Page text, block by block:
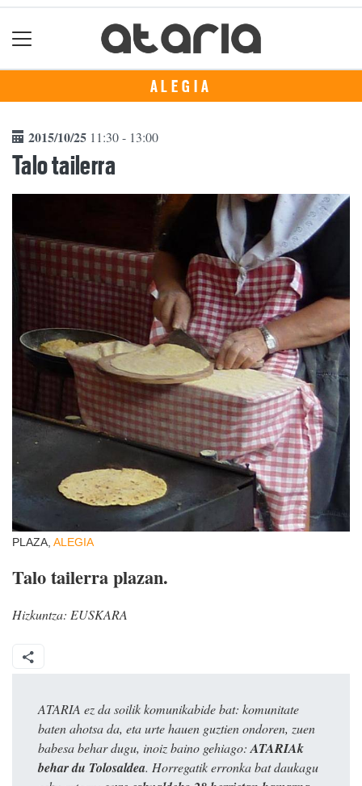
ALEGIA
2015/10/25 11:30 - 13:00
Talo tailerra
PLAZA, ALEGIA
Talo tailerra plazan.
Hizkuntza: EUSKARA
ATARIA ez da soilik komunikabide bat: komunitate
baten ahotsa da, eta urte hauen guztien ondoren, zuen
babesa behar dugu, inoiz baino gehiago: ATARIAk
behar du Tolosaldea. Horregatik erronka bat daukagu